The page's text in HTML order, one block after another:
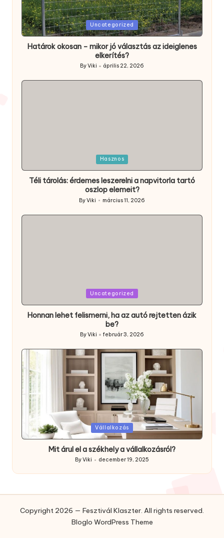
Posted
in
Uncategorized
Határok okosan – mikor jó választás az ideiglenes
elkerítés?
Posted
by
ByViki április 22, 2026
in
Hasznos
Téli tárolás: érdemes leszerelni a napvitorla tartó
oszlop elemeit?
Posted
ByViki március 11, 2026
in
Uncategorized
Honnan lehet felismerni, ha az autó rejtetten ázik
be?
Posted
by
ByViki február 3, 2026
Posted
in
Vállalkozás
Mit árul el a székhely a vállalkozásról?
Posted
by
ByViki december 19, 2025
Copyright 2026 — Fesztivál Klaszter. All rights reserved.
Bloglo WordPress Theme